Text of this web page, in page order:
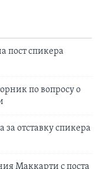
пост спикера
по вопросу о
за отставку спикера
Маккарти с поста